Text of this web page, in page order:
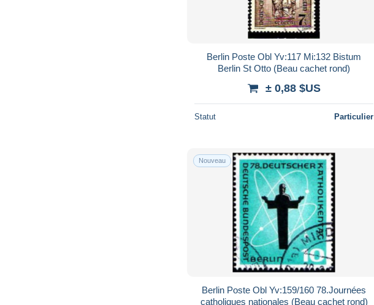
Berlin Poste Obl Yv:117 Mi:132 Bistum
Berlin St Otto (Beau cachet rond)
± 0,88 $US
Statut Particulier
Nouveau
Berlin Poste Obl Yv:159/160 78.Journées
catholiques nationales (Beau cachet rond)